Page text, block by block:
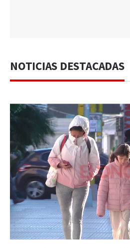
NOTICIAS DESTACADAS